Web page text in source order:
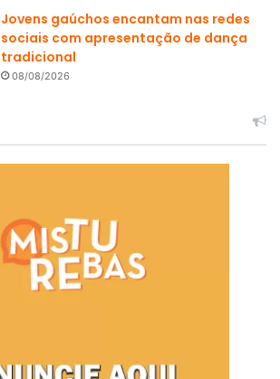
Jovens gaúchos encantam nas redes
sociais com apresentação de dança
tradicional
08/08/2026